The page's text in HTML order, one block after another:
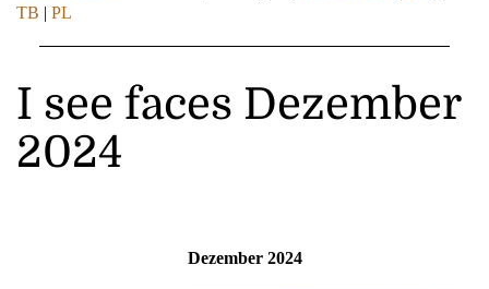
TB | PL
I see faces Dezember
2024
Dezember 2024